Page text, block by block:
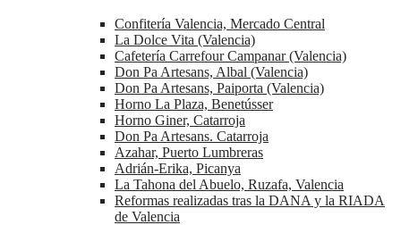
Confitería Valencia, Mercado Central
La Dolce Vita (Valencia)
Cafetería Carrefour Campanar (Valencia)
Don Pa Artesans, Albal (Valencia)
Don Pa Artesans, Paiporta (Valencia)
Horno La Plaza, Benetússer
Horno Giner, Catarroja
Don Pa Artesans. Catarroja
Azahar, Puerto Lumbreras
Adrián-Erika, Picanya
La Tahona del Abuelo, Ruzafa, Valencia
Reformas realizadas tras la DANA y la RIADA
de Valencia